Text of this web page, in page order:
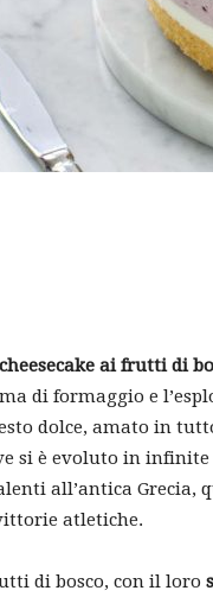
cheesecake ai frutti di
di formaggio e
dolce, amato in
si è evoluto in
all’antica Grecia,
atletiche.
di bosco, con il loro